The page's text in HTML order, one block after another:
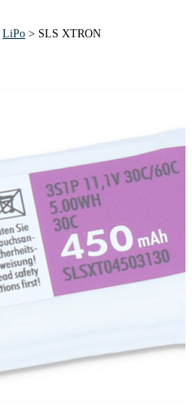
LiPo > SLS XTRON